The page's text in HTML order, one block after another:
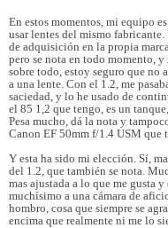
En estos momentos, mi equipo
usar lentes del mismo
de adquisición en la propia
pero se nota en todo momento,
sobre todo, estoy seguro que no
a una lente. Con el 1.2, me
saciedad, y lo he usado de
el 85 1,2 que tengo, es un
Pesa mucho, dá la nota y
Canon EF 50mm f/1.4 USM que
Y esta ha sido mi elección. Sí,
del 1.2, que también se nota.
mas ajustada a lo que me gusta
muchísimo a una cámara de
hombro, cosa que siempre se
encima que realmente ni me lo